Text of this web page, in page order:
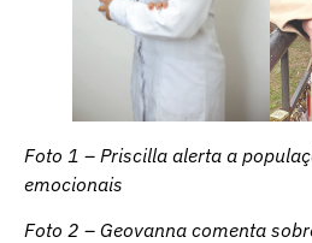
Foto 1 – Priscilla alerta a
emocionais
Foto 2 – Geovanna comenta